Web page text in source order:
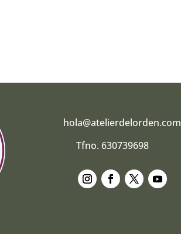
hola@atelierdelorden.com
Tfno. 630739698